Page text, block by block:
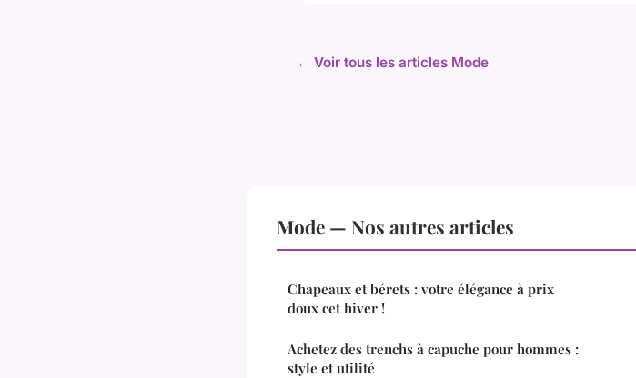
← Voir tous les articles Mode
Mode — Nos autres articles
Chapeaux et bérets : votre élégance à prix
doux cet hiver !
Achetez des trenchs à capuche pour hommes :
style et utilité